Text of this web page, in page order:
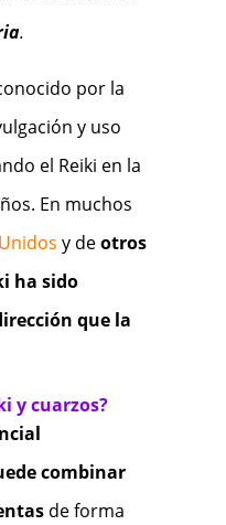
.
por la
y uso
el Reiki en la
En muchos
y deotros
ha sido
que la
y cuarzos?
combinar
de forma